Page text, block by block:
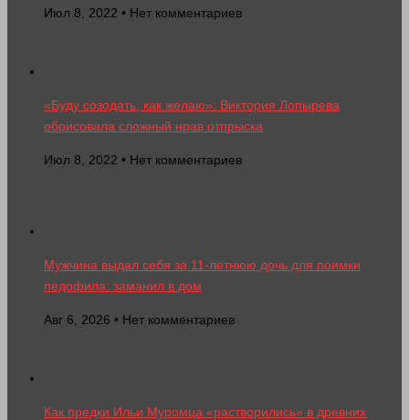
Июл 8, 2022 • Нет комментариев
«Буду созодать, как желаю»: Виктория Лопырева
обрисовала сложный нрав отпрыска
Июл 8, 2022 • Нет комментариев
Мужчина выдал себя за 11-летнюю дочь для поимки
педофила: заманил в дом
Авг 6, 2026 • Нет комментариев
Как предки Ильи Муромца «растворились» в древних